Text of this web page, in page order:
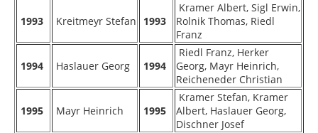
1993 Kreitmeyr Stefan 1993
Kramer Albert, Sigl Erwin,
Rolnik Thomas, Riedl
Franz
1994 Haslauer Georg 1994
Riedl Franz, Herker
Georg, Mayr Heinrich,
Reicheneder Christian
1995 Mayr Heinrich 1995
Kramer Stefan, Kramer
Albert, Haslauer Georg,
Dischner Josef